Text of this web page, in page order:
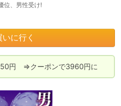
位、男性受け!
いに行く
円　⇒セール特価	4,950円　⇒クーポンで3960円に